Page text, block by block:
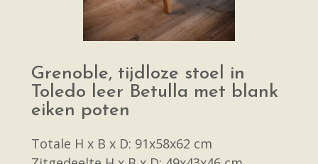
Grenoble, tijdloze stoel in
Toledo leer Betulla met blank
eiken poten
Totale H x B x D: 91x58x62 cm